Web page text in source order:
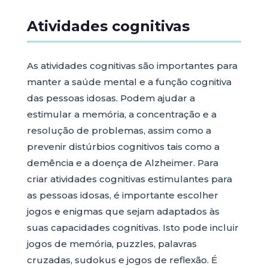
Atividades cognitivas
As atividades cognitivas são importantes para
manter a saúde mental e a função cognitiva
das pessoas idosas. Podem ajudar a
estimular a memória, a concentração e a
resolução de problemas, assim como a
prevenir distúrbios cognitivos tais como a
demência e a doença de Alzheimer. Para
criar atividades cognitivas estimulantes para
as pessoas idosas, é importante escolher
jogos e enigmas que sejam adaptados às
suas capacidades cognitivas. Isto pode incluir
jogos de memória, puzzles, palavras
cruzadas, sudokus e jogos de reflexão. É